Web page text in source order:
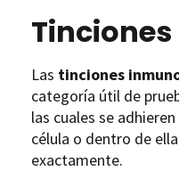
Las tinciones
categoría útil de
las cuales se
célula o dentro de
exactamente.